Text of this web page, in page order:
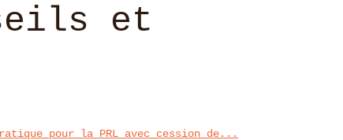
et
pour la PRL avec cession de...